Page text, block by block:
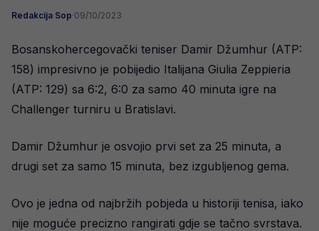
Redakcija Sop·09/10/2023
Bosanskohercegovački teniser Damir Džumhur (ATP:
158) impresivno je pobijedio Italijana Giulia Zeppieria
(ATP: 129) sa 6:2, 6:0 za samo 40 minuta igre na
Challenger turniru u Bratislavi.
Damir Džumhur je osvojio prvi set za 25 minuta, a
drugi set za samo 15 minuta, bez izgubljenog gema.
Ovo je jedna od najbržih pobjeda u historiji tenisa, iako
nije moguće precizno rangirati gdje se tačno svrstava.